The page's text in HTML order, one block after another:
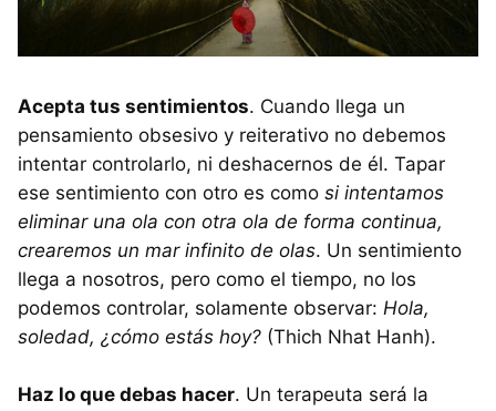
Acepta tus sentimientos. Cuando llega un
pensamiento obsesivo y reiterativo no debemos
intentar controlarlo, ni deshacernos de él. Tapar
ese sentimiento con otro es como si intentamos
eliminar una ola con otra ola de forma continua,
crearemos un mar infinito de olas. Un sentimiento
llega a nosotros, pero como el tiempo, no los
podemos controlar, solamente observar: Hola,
soledad, ¿cómo estás hoy? (Thich Nhat Hanh).
Haz lo que debas hacer. Un terapeuta será la